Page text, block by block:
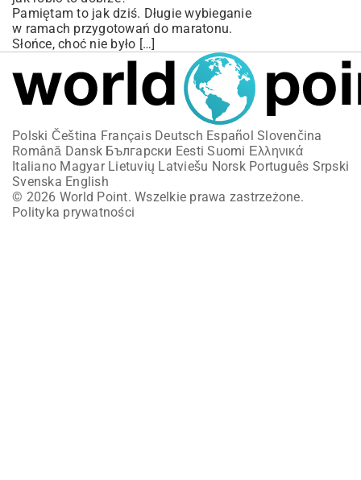
Pamiętam to jak dziś. Długie wybieganie
w ramach przygotowań do maratonu.
Słońce, choć nie było […]
Polski Čeština Français Deutsch Español Slovenčina
Română Dansk Български Eesti Suomi Ελληνικά
Italiano Magyar Lietuvių Latviešu Norsk Português Srpski
Svenska English
© 2026 World Point. Wszelkie prawa zastrzeżone.
Polityka prywatności